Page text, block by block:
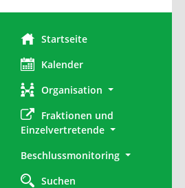
Startseite
Kalender
Organisation
Fraktionen und
Einzelvertretende
Beschlussmonitoring
Suchen